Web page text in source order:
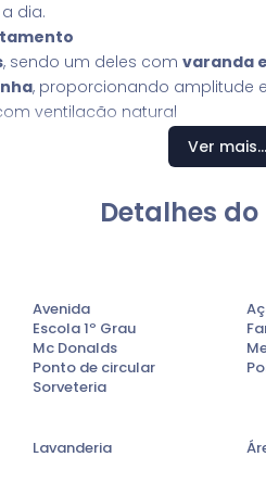
dia.
, sendo um deles com varanda
, proporcionando amplitude
ventilação natural
, que garante economia e
no Jardim Paulista
da cidade. A região
— tudo a poucos
para quem quer
morar em
em Atibaia
tornam o apartamento uma
Ver mais...
Detalhes
Avenida
Escola 1º Grau
Mc Donalds
Ponto de circular
Sorveteria
Lavanderia